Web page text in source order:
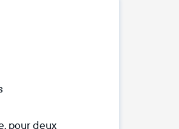
pour deux